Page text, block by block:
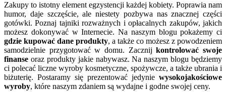
Zakupy to istotny element egzystencji każdej kobiety. Poprawia nam
humor, daje szczęście, ale niestety pozbywa nas znacznej części
gotówki. Poznaj tajniki rozważnych i opłacalnych zakupów, jakich
możesz dokonywać w Internecie. Na naszym blogu pokażemy ci
gdzie kupować dane produkty, a także co możesz z powodzeniem
samodzielnie przygotować w domu. Zacznijkontrolować swoje
finanse oraz produkty jakie nabywasz. Na naszym blogu będziemy
ci polecać liczne wyroby kosmetyczne, spożywcze, a także ubrania i
biżuterię. Postaramy się prezentować jedynie wysokojakościowe
wyroby, które naszym zdaniem są wydajne i godne swojej ceny.